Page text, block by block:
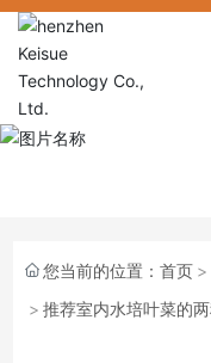
网站首页
关于KEISUE
您当前的位置：首页
推荐室内水培叶菜的